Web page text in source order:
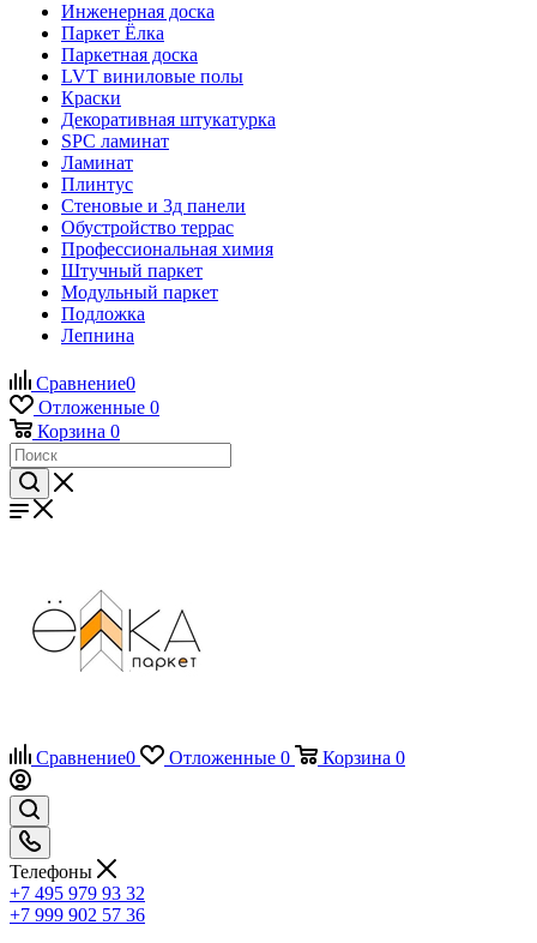
Инженерная доска
Паркет Ёлка
Паркетная доска
LVT виниловые полы
Краски
Декоративная штукатурка
SPC ламинат
Ламинат
Плинтус
Стеновые и 3д панели
Обустройство террас
Профессиональная химия
Штучный паркет
Модульный паркет
Подложка
Лепнина
Сравнение0
Отложенные 0
Корзина 0
Сравнение0 Отложенные 0 Корзина 0
Телефоны
+7 495 979 93 32
+7 999 902 57 36